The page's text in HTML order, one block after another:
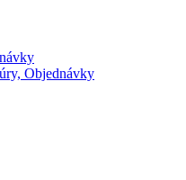
Objednávky